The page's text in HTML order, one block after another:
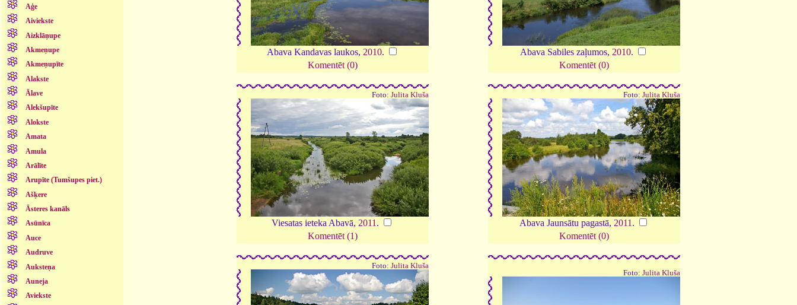
Aģe
Aiviekste
Aizklāņupe
Akmeņupe
Akmeņupīte
Alakste
Ālave
Alekšupīte
Alokste
Amata
Amula
Arālīte
Arupīte (Tumšupes piet.)
Ašķere
Āsteres kanāls
Asūnīca
Auce
Audruve
Auksteņa
Auneja
Aviekste
Abava Kandavas laukos, 2010.
Komentēt (0)
Abava Sabiles zaļumos, 2010.
Komentēt (0)
Foto: Julita Kluša
Viesatas ieteka Abavā, 2011 .
Komentēt (1)
Foto: Julita Kluša
Abava Jaunsātu pagastā, 2011 .
Komentēt (0)
Foto: Julita Kluša
Foto: Julita Kluša